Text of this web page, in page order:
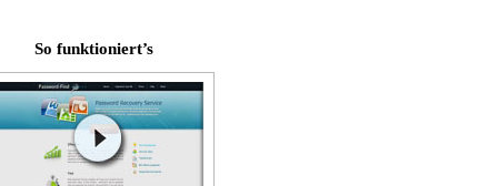
So funktioniert’s